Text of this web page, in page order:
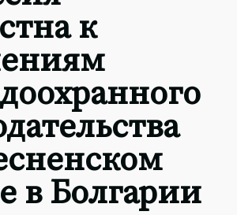
к
в Болгарии